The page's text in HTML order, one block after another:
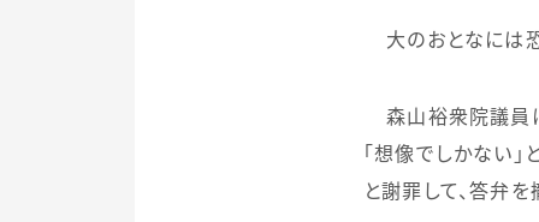
大のおとなには
森山裕衆院議員
「想像でしかない
と謝罪して、答弁